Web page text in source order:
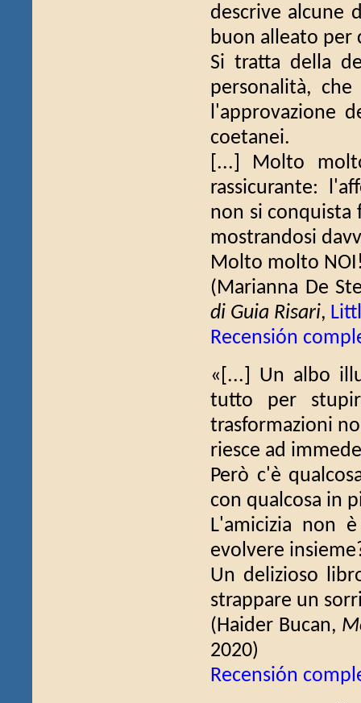
descrive alcune
buon alleato per
Si tratta della
personalità, che
l'approvazione
coetanei.
[...] Molto
rassicurante:
non si conquista
mostrandosi
Molto molto
(Marianna De
di Guia Risari,
Recensión
«[...] Un albo
tutto per
trasformazioni
riesce ad
Però c'è
con qualcosa in
L'amicizia non
evolvere
Un delizioso
strappare un
(Haider Bucan,
2020)
Recensión